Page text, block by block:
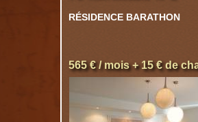
RÉSIDENCE BARATHON
565 € / mois + 15 € de